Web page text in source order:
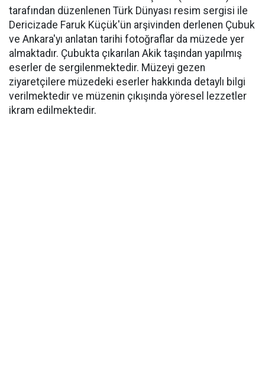
tarafından düzenlenen Türk Dünyası resim sergisi ile
Dericizade Faruk Küçük'ün arşivinden derlenen Çubuk
ve Ankara'yı anlatan tarihi fotoğraflar da müzede yer
almaktadır. Çubukta çıkarılan Akik taşından yapılmış
eserler de sergilenmektedir. Müzeyi gezen
ziyaretçilere müzedeki eserler hakkında detaylı bilgi
verilmektedir ve müzenin çıkışında yöresel lezzetler
ikram edilmektedir.